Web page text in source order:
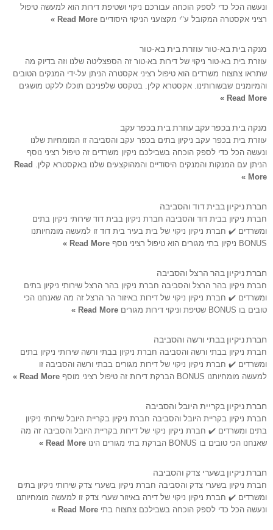
ונעשה הכל כדי לספק הוכחה עבורכם ניקוי ושטיפת דירות הוא למעשה טיפול
רציני אקסטרה המקובל ע"י מקצועני הניקוי היסודיים Read More »
מנקה בית בא-טור עוזרת בית בא-טור
עוזרת בית בא-טור ניקוי של דירות בא-טור זה הספצליטה שלנו וזה בדיוק מה
שתראו צחצוח משרדים הוא טיפול רציני אקסטרה הניתן על-ידי המנקים הטובים
והמיומנים שבשורותינו. אקסטרא קלין. בטקסט שלפניכם תוכלו ללקט מושגים
Read More »
מנקה בית בכפר עקב עוזרת בית בכפר עקב
עוזרת בית בכפר עקב ניקיון בתים בכפר עקב והסביבה זו המומחיות שלנו
ונעשה הכל כדי לספק הוכחה בשבילכם ניקיון משרדים זה טיפול רציני נוסף
הניתן עם המנקות והמנקים היסודיים והמהוקצעים שלנו באקסטרא קלין. Read
More »
חברת ניקיון בבית דוד והסביבה
חברת ניקיון בבית דוד והסביבה חברת ניקיון בבית דוד שירותי ניקיון בתים
ומשרדים ✔️ חברת ניקיון ניקוי של בית בעיר בית דוד זו למעשה מומחיותנו
BONUS ניקיון בתי מגורים הוא טיפול רציני נוסף
Read More »
חברת ניקיון בהר הרצל והסביבה
חברת ניקיון בהר הרצל והסביבה חברת ניקיון בהר הרצל שירותי ניקיון בתים
ומשרדים ✔️ חברת ניקיון ניקוי של דירות באיזור הר הרצל זה מה שאנחנו הכי
טובים בו BONUS שטיפת וניקוי דירות מגורים
Read More »
חברת ניקיון בבתי ורשה והסביבה
חברת ניקיון בבתי ורשה והסביבה חברת ניקיון בבתי ורשה שירותי ניקיון בתים
ומשרדים ✔️ חברת ניקיון ניקוי של דירות מגורים בבתי ורשה והסביבה זו
למעשה מומחיותנו BONUS הברקת דירות זה טיפול רציני מוסף
Read More »
חברת ניקיון בקריית היובל והסביבה
חברת ניקיון בקריית היובל והסביבה חברת ניקיון בקריית היובל שירותי ניקיון
בתים ומשרדים ✔️ חברת ניקיון ניקוי של דירות בקריית היובל והסביבה זה מה
שאנחנו הכי טובים בו BONUS הברקת בתי מגורים הינו
Read More »
חברת ניקיון בשערי צדק והסביבה
חברת ניקיון בשערי צדק והסביבה חברת ניקיון בשערי צדק שירותי ניקיון בתים
ומשרדים ✔️ חברת ניקיון ניקוי של דירה באיזור שערי צדק זו למעשה מומחיותנו
ונעשה הכל כדי לספק הוכחה בשבילכם צחצוח בתי Read More »